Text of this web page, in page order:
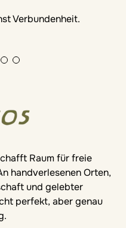
Verbundenheit.
Raum für freie
handverlesenen Orten,
und gelebter
perfekt, aber genau